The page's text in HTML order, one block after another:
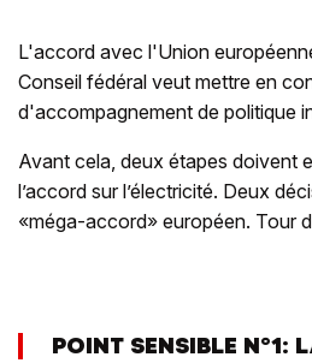
L'accord avec l'Union
Conseil fédéral veut mettre en
d'accompagnement de politique
Avant cela, deux étapes doivent
l’accord sur l’électricité. Deux
«méga-accord» européen. Tour
POINT SENSIBLE N°1: